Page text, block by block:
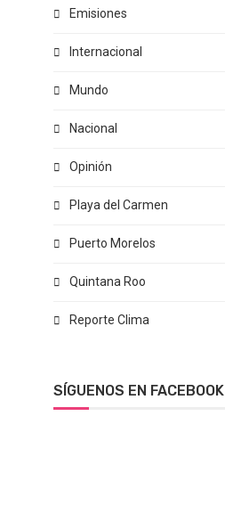
Emisiones
Internacional
Mundo
Nacional
Opinión
Playa del Carmen
Puerto Morelos
Quintana Roo
Reporte Clima
SÍGUENOS EN FACEBOOK